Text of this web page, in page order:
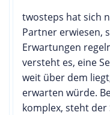
twosteps hat sich
Partner erwiesen,
Erwartungen
versteht es, eine
weit über dem
erwarten würde.
komplex, steht